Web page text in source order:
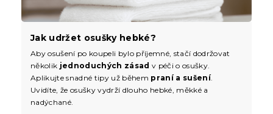
Jak udržet osušky hebké?
Aby osušení po koupeli bylo příjemné, stačí dodržovat
několik jednoduchých zásad v péči o osušky.
Aplikujte snadné tipy už během praní a sušení.
Uvidíte, že osušky vydrží dlouho hebké, měkké a
nadýchané.